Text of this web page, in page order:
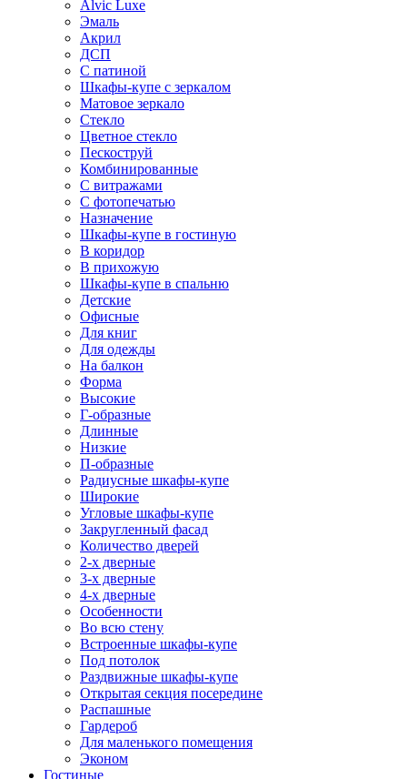
Alvic Luxe
Эмаль
Акрил
ДСП
С патиной
Шкафы-купе с зеркалом
Матовое зеркало
Стекло
Цветное стекло
Пескоструй
Комбинированные
С витражами
С фотопечатью
Назначение
Шкафы-купе в гостиную
В коридор
В прихожую
Шкафы-купе в спальню
Детские
Офисные
Для книг
Для одежды
На балкон
Форма
Высокие
Г-образные
Длинные
Низкие
П-образные
Радиусные шкафы-купе
Широкие
Угловые шкафы-купе
Закругленный фасад
Количество дверей
2-х дверные
3-х дверные
4-х дверные
Особенности
Во всю стену
Встроенные шкафы-купе
Под потолок
Раздвижные шкафы-купе
Открытая секция посередине
Распашные
Гардероб
Для маленького помещения
Эконом
Гостиные